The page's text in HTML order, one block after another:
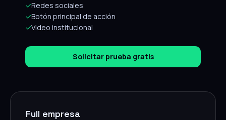
✓Redes sociales
✓Botón principal de acción
✓Video institucional
Solicitar prueba gratis
Full empresa